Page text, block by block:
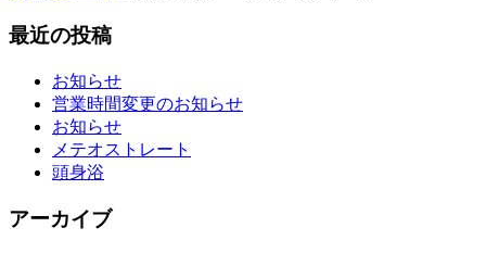
最近の投稿
お知らせ
営業時間変更のお知らせ
お知らせ
メテオストレート
頭身浴
アーカイブ